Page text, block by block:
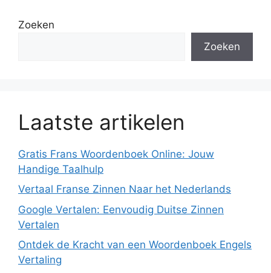
Zoeken
Zoeken
Laatste artikelen
Gratis Frans Woordenboek Online: Jouw
Handige Taalhulp
Vertaal Franse Zinnen Naar het Nederlands
Google Vertalen: Eenvoudig Duitse Zinnen
Vertalen
Ontdek de Kracht van een Woordenboek Engels
Vertaling